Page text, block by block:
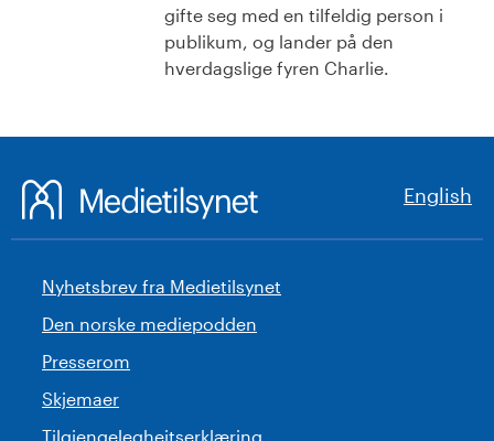
gifte seg med en tilfeldig person i
publikum, og lander på den
hverdagslige fyren Charlie.
English
Nyhetsbrev fra Medietilsynet
Den norske mediepodden
Presserom
Skjemaer
Tilgjengelegheitserklæring